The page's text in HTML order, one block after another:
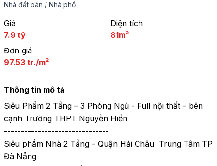
Nhà đất bán / Nhà phố
Giá
7.9 tỷ
Diện tích
81m²
Đơn giá
97.53 tr./m²
Thông tin mô tả
Siêu Phẩm 2 Tầng – 3 Phòng Ngủ - Full nội thất – bên
cạnh Trường THPT Nguyễn Hiền
-------------------------------
Siêu phẩm Nhà 2 Tầng – Quận Hải Châu, Trung Tâm TP
Đà Nẵng